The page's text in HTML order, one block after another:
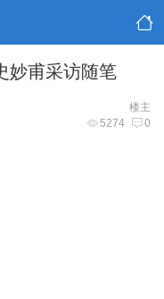
妙甫采访随笔
楼主
5274 0